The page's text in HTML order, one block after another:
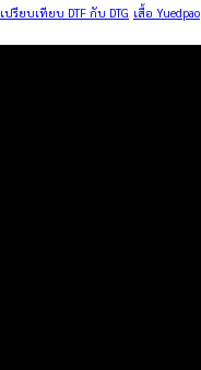
เปรียบเทียบ DTF กับ DTG เสื้อ Yuedpao